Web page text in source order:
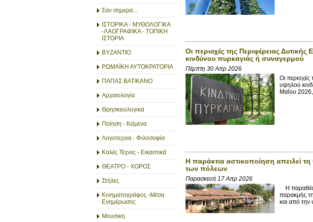
Σαν σημερα...
ΙΣΤΟΡΙΚΑ - ΜΥΘΟΛΟΓΙΚΑ
-ΛΑΟΓΡΑΦΙΚΑ - ΤΟΠΙΚΗ
ΙΣΤΟΡΙΑ
ΒΥΖΑΝΤΙΟ
ΡΩΜΑΪΚΗ ΑΥΤΟΚΡΑΤΟΡΙΑ
ΠΑΠΑΣ ΒΑΤΙΚΑΝΟ
Αρχαιολογία
Θρησκειολογικά
Ποίηση - Κείμενα
Λογοτεχνια - Φιλοσοφία
Καλές Τέχνες - Εικαστικά
ΘΕΑΤΡΟ - ΧΟΡΟΣ
Στήλες
Κινηματογράφος -Μέσα
Ενημέρωσης
Μουσικη
Οι περιοχές της Περιφέρειας
κινδύνου πυρκαγιάς ή συναγερμού
Πέμπτη 30 Απρ 2026
Οι
υψηλού
Μαΐου 2026,
Η παράκτια αστικοποίηση απειλεί τη
των πόλεων
Παρασκευή 17 Απρ 2026
Η
παρακμής
και από την